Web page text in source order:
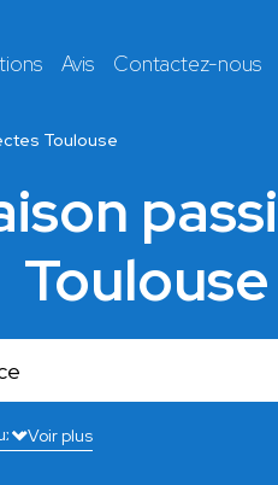
Avis Contactez-nous
Toulouse
Toulouse
Voir plus